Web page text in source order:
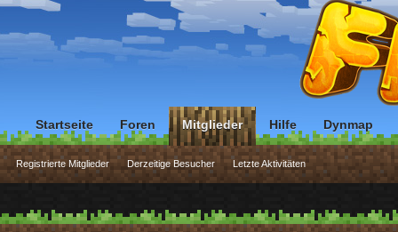
Startseite Foren Mitglieder
Registrierte Mitglieder Derzeitige Besucher Letzte Aktivitäten
Hilfe Dynmap